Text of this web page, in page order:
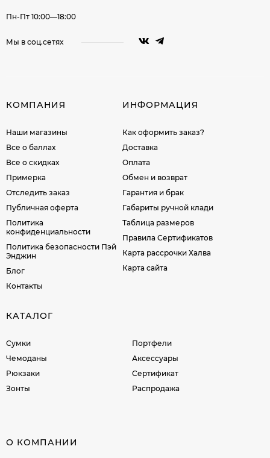
Пн-Пт 10:00—18:00
Мы в соц.сетях
КОМПАНИЯ
Наши магазины
Все о баллах
Все о скидках
Примерка
Отследить заказ
Публичная оферта
Политика
конфиденциальности
Политика безопасности Пэй
Энджин
Блог
Контакты
ИНФОРМАЦИЯ
Как оформить заказ?
Доставка
Оплата
Обмен и возврат
Гарантия и брак
Габариты ручной клади
Таблица размеров
Правила Сертификатов
Карта рассрочки Халва
Карта сайта
КАТАЛОГ
Сумки
Чемоданы
Рюкзаки
Зонты
Портфели
Аксессуары
Сертификат
Распродажа
О КОМПАНИИ